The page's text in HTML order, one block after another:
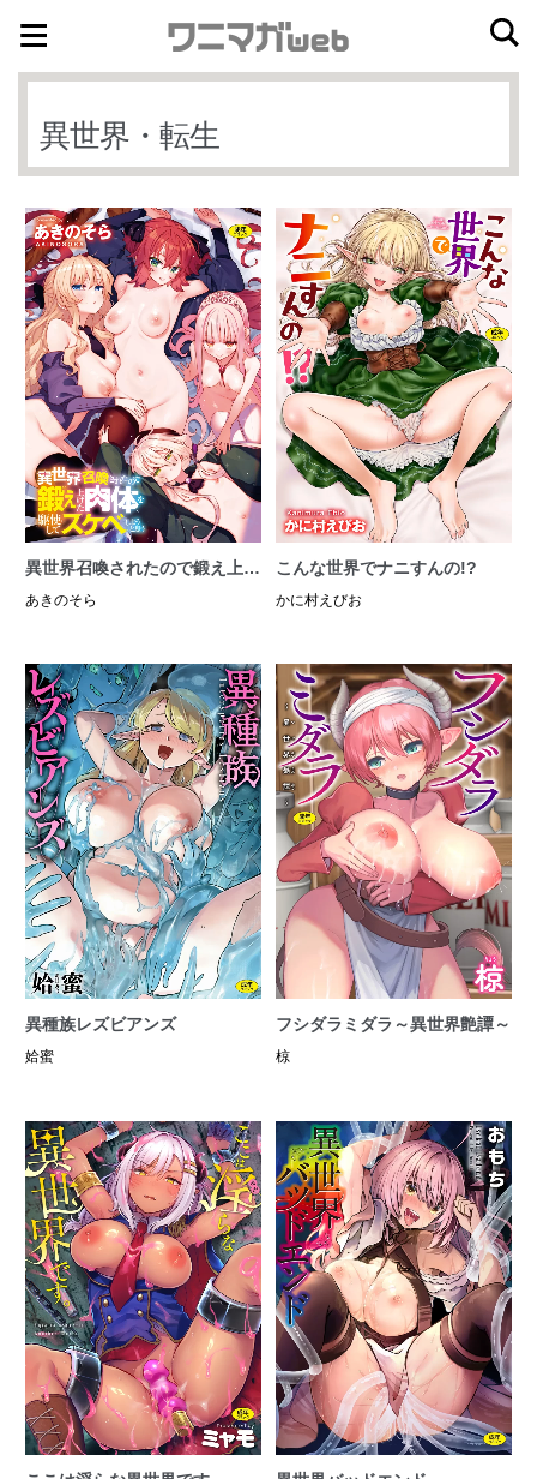
ナ
シ
ン
へ
ス
キ
ッ
プ
コ
ツ
ス
キ
ッ
プ
異世界・転生
異世界召喚されたので鍛え上げ
と思う
あきのそら
こんな世界でナニすんの!?
かに村えびお
異種族レズビアンズ
姶蜜
フシダラミダラ～異世界艶譚～
椋